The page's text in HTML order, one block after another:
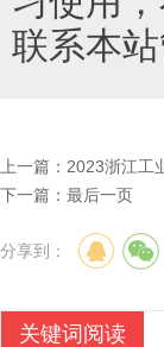
联系本
上一篇： 2023浙江工
下一篇： 最后一页
分享到：
关键词阅读